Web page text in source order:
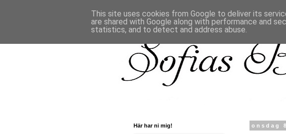
onsdag
Här har ni mig!
This site uses cookies from Google to deliver its
are shared with Google along with performance and
statistics, and to detect and address abuse.